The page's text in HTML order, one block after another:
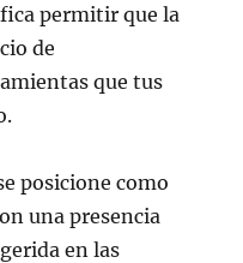
permitir que la
de
que tus
posicione como
una presencia
en las